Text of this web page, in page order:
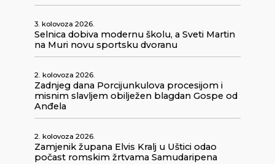
3. kolovoza 2026.
Selnica dobiva modernu školu, a Sveti Martin
na Muri novu sportsku dvoranu
2. kolovoza 2026.
Zadnjeg dana Porcijunkulova procesijom i
misnim slavljem obilježen blagdan Gospe od
Anđela
2. kolovoza 2026.
Zamjenik župana Elvis Kralj u Uštici odao
počast romskim žrtvama Samudaripena